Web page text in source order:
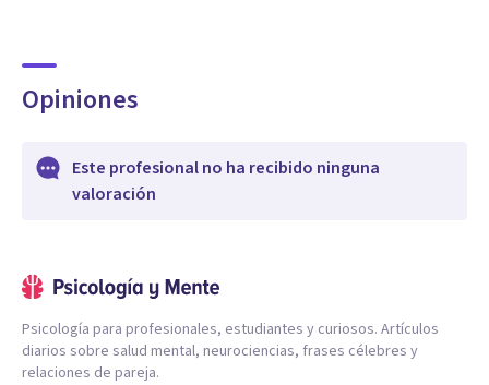
Opiniones
Este profesional no ha recibido ninguna
valoración
Psicología para profesionales, estudiantes y curiosos. Artículos
diarios sobre salud mental, neurociencias, frases célebres y
relaciones de pareja.